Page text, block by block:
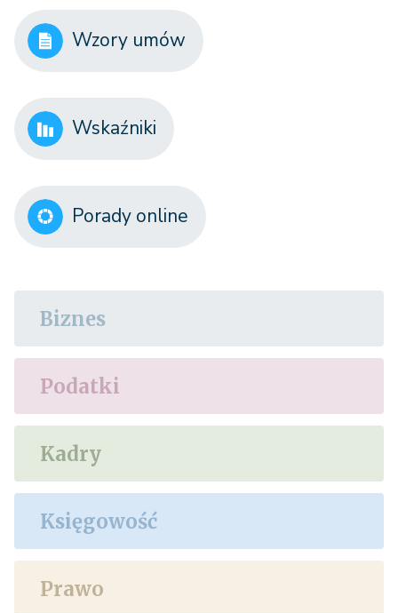
Wzory umów
Wskaźniki
Porady online
Biznes
Podatki
Kadry
Księgowość
Prawo